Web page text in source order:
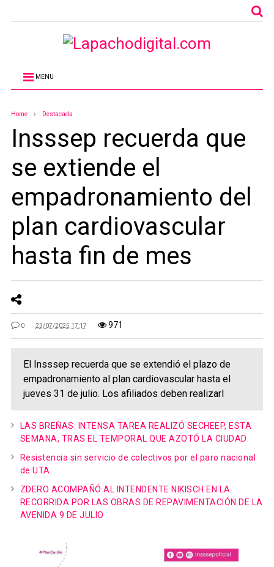
MENU
Home Destacada
Insssep recuerda que
se extiende el
empadronamiento del
plan cardiovascular
hasta fin de mes
0 23/07/2025 17:17 971
El Insssep recuerda que se extendió el plazo de
empadronamiento al plan cardiovascular hasta el
jueves 31 de julio. Los afiliados deben realizarl
LAS BREÑAS: INTENSA TAREA REALIZÓ SECHEEP, ESTA
SEMANA, TRAS EL TEMPORAL QUE AZOTÓ LA CIUDAD
Resistencia sin servicio de colectivos por el paro nacional
de UTA
ZDERO ACOMPAÑÓ AL INTENDENTE NIKISCH EN LA
RECORRIDA POR LAS OBRAS DE REPAVIMENTACIÓN DE LA
AVENIDA 9 DE JULIO